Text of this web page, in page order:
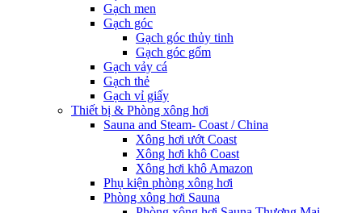
Gạch men
Gạch góc
Gạch góc thủy tinh
Gạch góc gốm
Gạch vảy cá
Gạch thẻ
Gạch vỉ giấy
Thiết bị & Phòng xông hơi
Sauna and Steam- Coast / China
Xông hơi ướt Coast
Xông hơi khô Coast
Xông hơi khô Amazon
Phụ kiện phòng xông hơi
Phòng xông hơi Sauna